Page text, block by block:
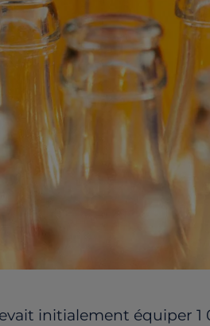
initialement équiper 1